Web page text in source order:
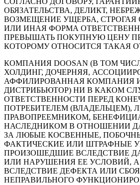
ОБЯЗАТЕЛЬСТВА, ДЕЛИКТ,
ВОЗМЕЩЕНИЕ УЩЕРБА, СТРОГАЯ
ИЛИ ИНАЯ ФОРМА
ПРЕВЫШАТЬ ПОКУПНУЮ ЦЕНУ
КОТОРОМУ ОТНОСИТСЯ ТАКАЯ
КОМПАНИЯ DOOSAN (В ТОМ
ХОЛДИНГ, ДОЧЕРНЯЯ,
АФФИЛИРОВАННАЯ КОМПАНИЯ
ДИСТРИБЬЮТОР) НИ В КАКОМ
ОТВЕТСТВЕННОСТИ ПЕРЕД
ПОТРЕБИТЕЛЕМ (ВЛАДЕЛЬЦЕМ),
ПРАВОПРЕЕМНИКОМ,
НАСЛЕДНИКОМ В ОТНОШЕНИИ
ЗА ЛЮБЫЕ КОСВЕННЫЕ,
ФАКТИЧЕСКИЕ ИЛИ ШТРАФНЫЕ
ПРОИЗОШЕДШИЕ ВСЛЕДСТВИЕ
ИЛИ НАРУШЕНИЯ ЕЕ УСЛОВИЙ,
ВСЛЕДСТВИЕ ДЕФЕКТА ИЛИ
НЕПРАВИЛЬНОГО